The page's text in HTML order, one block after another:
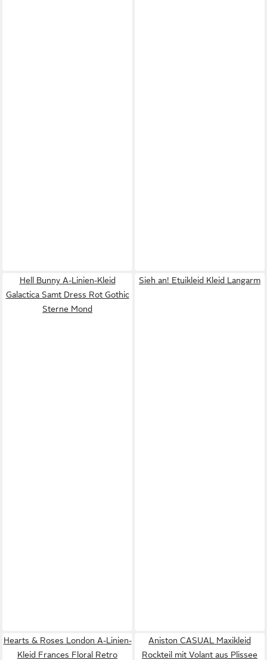
Hell Bunny A-Linien-Kleid
Galactica Samt Dress Rot Gothic
Sterne Mond
Sieh an! Etuikleid Kleid Langarm
Hearts & Roses London A-Linien-
Kleid Frances Floral Retro
Aniston CASUAL Maxikleid
Rockteil mit Volant aus Plissee